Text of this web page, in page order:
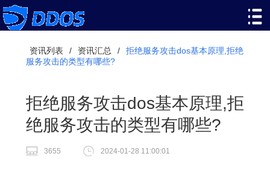
资讯列表 / 资讯汇总 /
拒绝服务攻击dos基本原理,拒绝
服务攻击的类型有哪些?
拒绝服务攻击dos基本原理,拒
绝服务攻击的类型有哪些?
3655 2024-01-28 11:00:01